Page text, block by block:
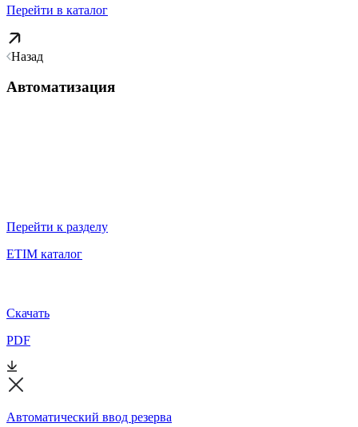
Перейти в каталог
Назад
Автоматизация
Перейти к разделу
ETIM каталог
Скачать
PDF
Автоматический ввод резерва